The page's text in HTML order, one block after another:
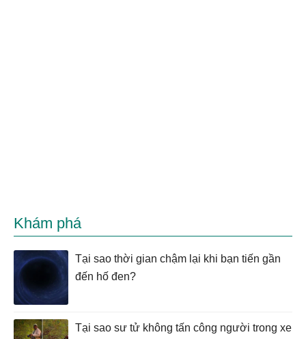
Khám phá
Tại sao thời gian chậm lại khi bạn tiến gần
đến hố đen?
Tại sao sư tử không tấn công người trong xe